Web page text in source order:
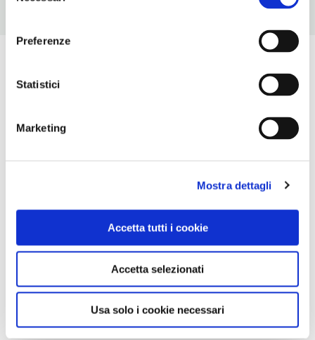
Preferenze
Statistici
Marketing
Mostra dettagli
Accetta tutti i cookie
Accetta selezionati
Usa solo i cookie necessari